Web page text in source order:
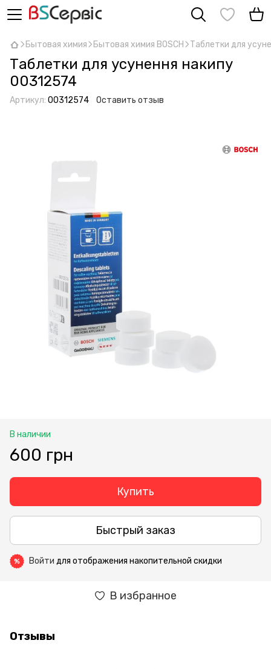
Бытовая химия Бытовая химия BOSCH Таблетки для
Таблетки для усунення накипу
00312574
Артикул: 00312574 Оставить отзыв
В наличии
600 грн
Купить
Быстрый заказ
% Войти для отображения накопительной скидки
В избранное
Отзывы